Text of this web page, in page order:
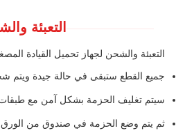
التعبئة
التعبئة والشحن لجهاز تحميل القيادة
جميع القطع ستبقى في حالة جيدة ويتم
سيتم تغليف الحزمة بشكل آمن مع طبقات
ثم يتم وضع الحزمة في صندوق من الورق